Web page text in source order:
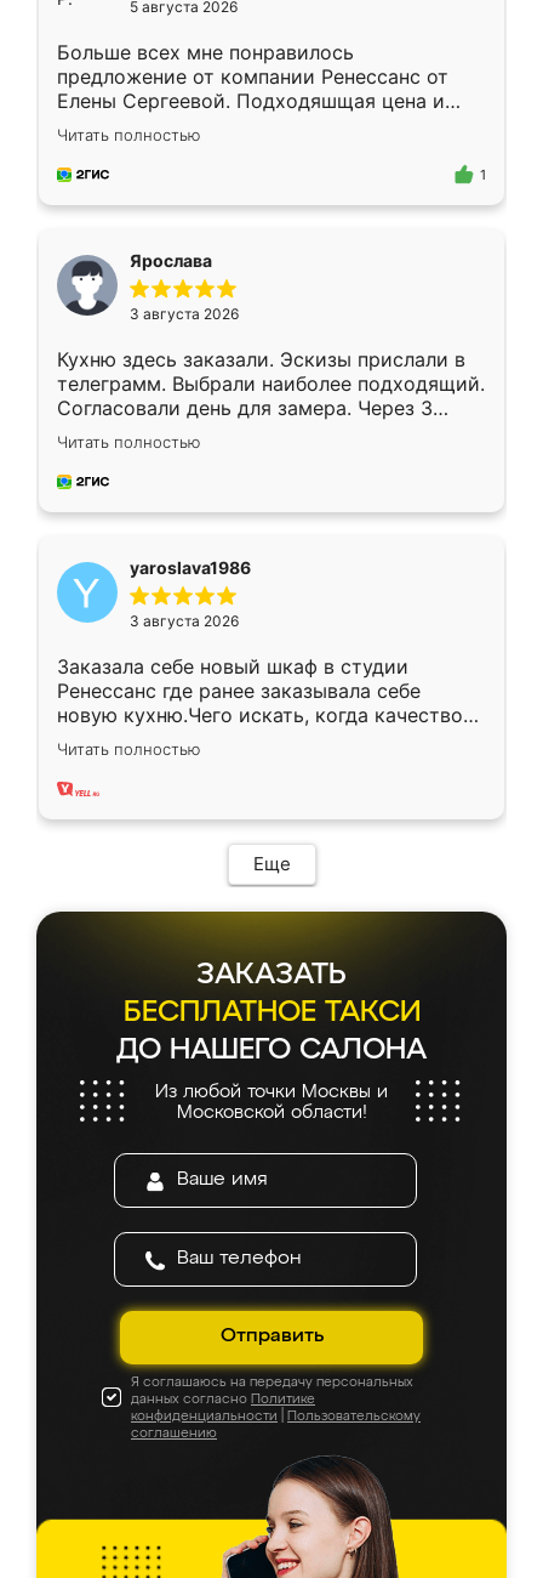
5 августа 2026
Больше всех мне понравилось
предложение от компании Ренессанс от
Елены Сергеевой. Подходяшщая цена и
короткие сроки изготовления. Приехавший
для замера сотрудник Владислав
предложил по моему эскизу самый
Читать полностью
1
Ярослава
3 августа 2026
Кухню здесь заказали. Эскизы прислали в
телеграмм. Выбрали наиболее подходящий.
Согласовали день для замера. Через 3
недели кухня была уже готова. Остались
довольны работой. Спасибо Ренессанс
мебель за качественную работу!
Читать полностью
yaroslava1986
3 августа 2026
Заказала себе новый шкаф в студии
Ренессанс где ранее заказывала себе
новую кухню.Чего искать, когда качеством
вполне довольна. Служит кухня уже почти
два года, нареканий нет.
Читать полностью
Еще
ЗАКАЗАТЬ
БЕСПЛАТНОЕ ТАКСИ
ДО НАШЕГО САЛОНА
Из любой точки Москвы и
Московской области!
Отправить
Я соглашаюсь на передачу персональных
данных согласно Политике
конфиденциальности
Пользовательскому
соглашению